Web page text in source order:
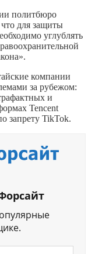
политбюро
для защиты
углублять
компании
за рубежом:
и
Tencent
запрету TikTok.